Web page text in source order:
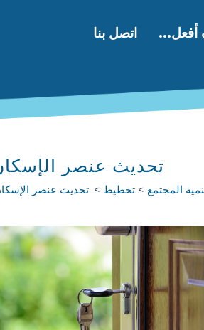
أفعل... اتصل بنا
تحديث عنصر
المجتمع تخطيط تحديث عنصر